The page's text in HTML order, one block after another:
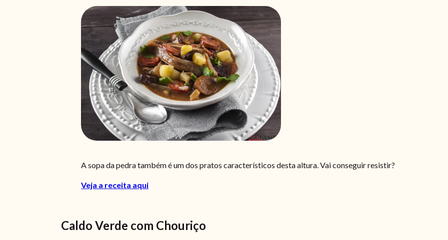
A sopa da pedra também é um dos pratos característicos desta altura. Vai conseguir resistir?
Veja a receita aqui
Caldo Verde com Chouriço